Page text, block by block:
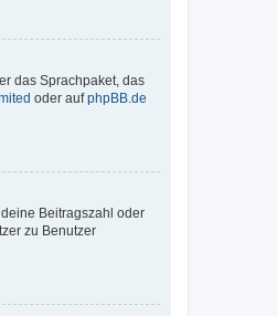
das Sprachpaket, das
oder aufphpBB.de
Beitragszahl oder
zu Benutzer